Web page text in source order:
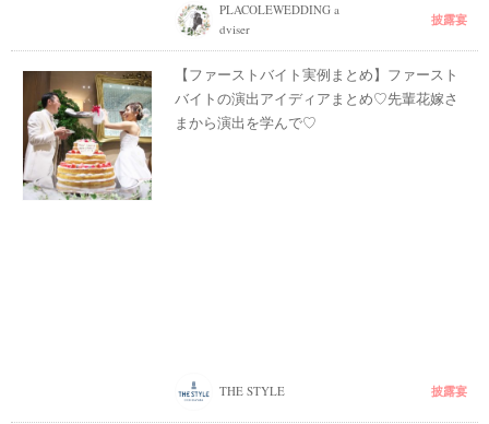
PLACOLEWEDDING a
dviser
披露宴
【ファーストバイト実例まとめ】ファースト
バイトの演出アイディアまとめ♡先輩花嫁さ
まから演出を学んで♡
THE STYLE 披露宴